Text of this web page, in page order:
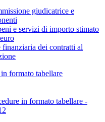
giudicatrice e
e servizi di importo stimato
dei contratti al
formato tabellare
in formato tabellare -